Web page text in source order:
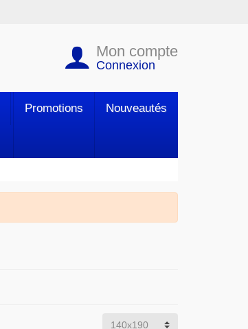
Mon compte
Connexion
Promotions Nouveautés